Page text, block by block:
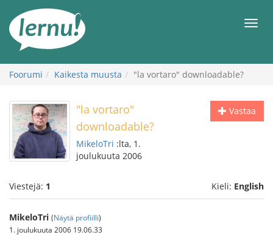
sisältöön
Foorumi Kaikesta muusta "la vortaro" downloadable?
Vastaa
"la vortaro"
downloadable?
MikeloTri :lta, 1.
joulukuuta 2006
Viestejä: 1 Kieli: English
MikeloTri (Näytä profiilli)
1. joulukuuta 2006 19.06.33